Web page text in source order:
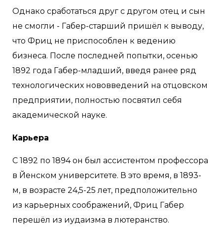
Однако сработаться друг с другом отец и сын
не смогли - Габер-старший пришёл к выводу,
что Фриц не приспособлен к ведению
бизнеса. После последней попытки, осенью
1892 года Габер-младший, введя ранее ряд
технологических нововведений на отцовском
предприятии, полностью посвятил себя
академической науке.
Карьера
С 1892 по 1894 он был ассистентом профессора
в Йенском университете. В это время, в 1893-
м, в возрасте 24,5-25 лет, предположительно
из карьерных соображений, Фриц Габер
перешёл из иудаизма в лютеранство.